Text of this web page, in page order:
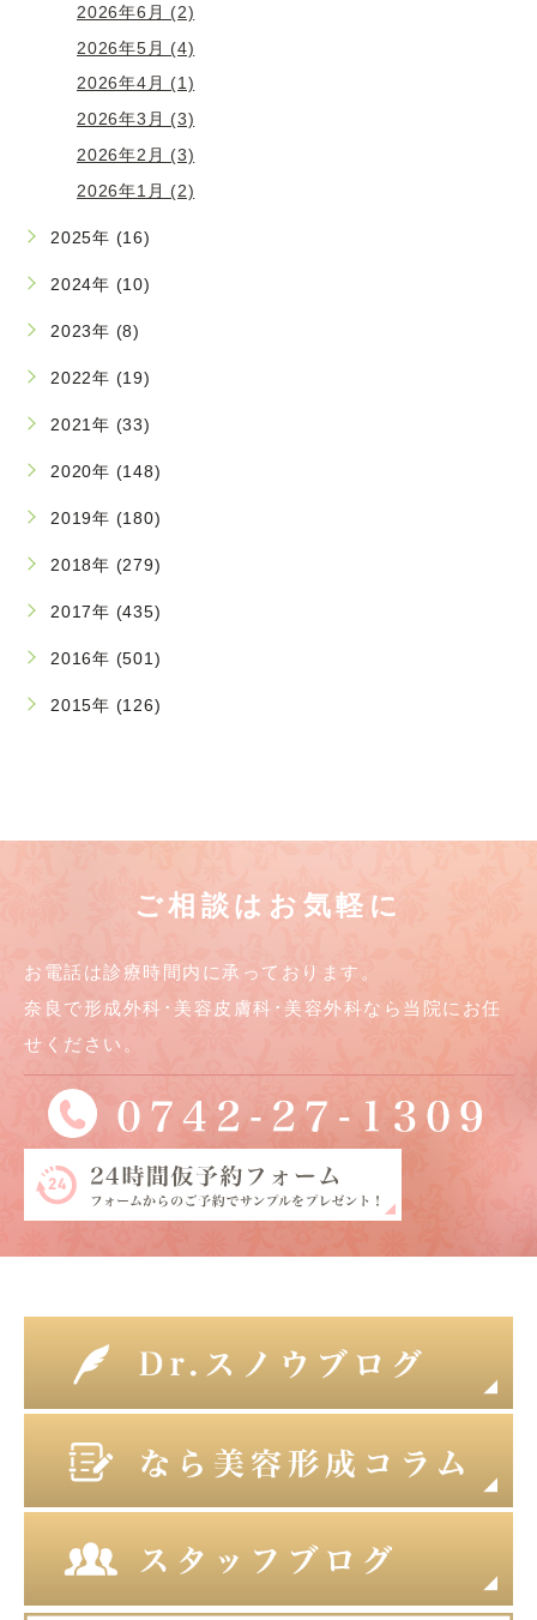
2026年6月 (2)
2026年5月 (4)
2026年4月 (1)
2026年3月 (3)
2026年2月 (3)
2026年1月 (2)
2025年 (16)
2024年 (10)
2023年 (8)
2022年 (19)
2021年 (33)
2020年 (148)
2019年 (180)
2018年 (279)
2017年 (435)
2016年 (501)
2015年 (126)
ご相談はお気軽に
お電話は診療時間内に承っております。
奈良で形成外科･美容皮膚科･美容外科なら当院にお任
せください。